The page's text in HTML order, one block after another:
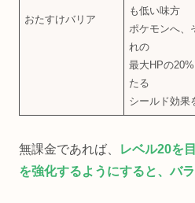
おたすけバリア
も低い味方
ポケモンへ、
れの
最大HPの
たる
シールド効果
無課金であれば、
レベル20を
を強化するようにすると、バ